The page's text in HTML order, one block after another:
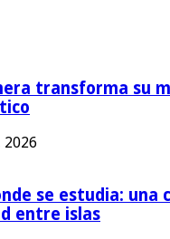
transforma su
2026
se estudia: una
entre islas